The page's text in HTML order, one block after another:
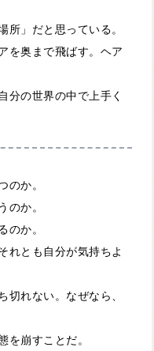
所」だと思っている。
を奥まで飛ばす。ヘア
分の世界の中で上手く
のか。
のか。
のか。
れとも自分が気持ちよ
切れない。なぜなら、
を崩すことだ。